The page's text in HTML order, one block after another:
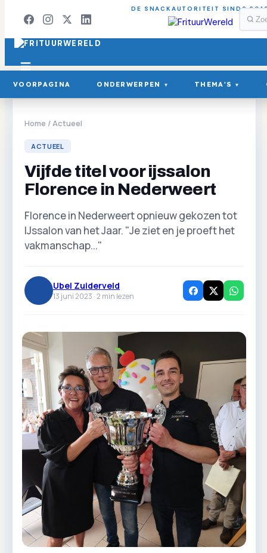
DE SNACKAUTORITEIT SINDS
VOORPAGINA ONDERWERPEN ▾ THEMA'S ▾
Home /Actueel
ACTUEEL
Vijfde titel voor ijssalon
Florence in Nederweert
Florence in Nederweert opnieuw gekozen tot
IJssalon van het Jaar. "Je ziet en je proeft het
vakmanschap..."
Ubel Zuiderveld
13 juni 2023 ·2 min lezen